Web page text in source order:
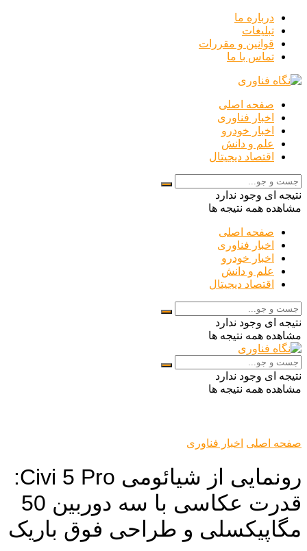
درباره ما
تبلیغات
قوانین و مقررات
تماس با ما
صفحه اصلی
اخبار فناوری
اخبار خودرو
علم و دانش
اقتصاد دیجیتال
نتیجه ای وجود ندارد
مشاهده همه نتیجه ها
صفحه اصلی
اخبار فناوری
اخبار خودرو
علم و دانش
اقتصاد دیجیتال
نتیجه ای وجود ندارد
مشاهده همه نتیجه ها
نتیجه ای وجود ندارد
مشاهده همه نتیجه ها
صفحه اصلی اخبار فناوری
رونمایی از شیائومی Civi 5 Pro:
قدرت عکاسی با سه دوربین 50
مگاپیکسلی و طراحی فوق باریک